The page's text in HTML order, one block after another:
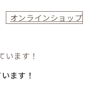
オンラインショップ
います！
ます！